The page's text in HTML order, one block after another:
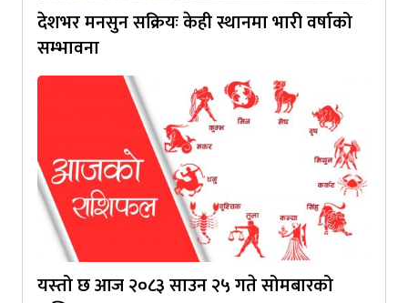
देशभर मनसुन सक्रियः केही स्थानमा भारी वर्षाको
सम्भावना
यस्‍तो छ आज २०८३ साउन २५ गते सोमबारको